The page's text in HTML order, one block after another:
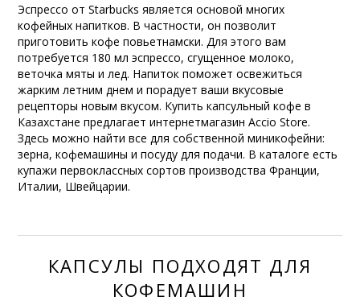
Эспрессо от Starbucks является основой многих
кофейных напитков. В частности, он позволит
приготовить кофе повьетнамски. Для этого вам
потребуется 180 мл эспрессо, сгущенное молоко,
веточка мяты и лед. Напиток поможет освежиться
жарким летним днем и порадует ваши вкусовые
рецепторы новым вкусом. Купить капсульный кофе в
Казахстане предлагает интернетмагазин Accio Store.
Здесь можно найти все для собственной миникофейни:
зерна, кофемашины и посуду для подачи. В каталоге есть
купажи первоклассных сортов производства Франции,
Италии, Швейцарии.
КАПСУЛЫ ПОДХОДЯТ ДЛЯ
КОФЕМАШИН